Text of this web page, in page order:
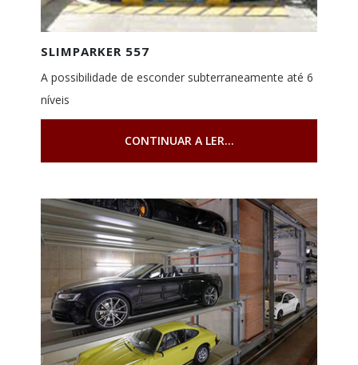
SLIMPARKER 557
A possibilidade de esconder subterraneamente até 6
níveis
CONTINUAR A LER...